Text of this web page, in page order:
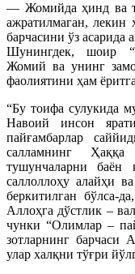
— Жомийда ҳинд ва
ажратилмаган, лекин
барчасини ўз асарида
Шунингдек, шоир
Жомий ва унинг
фаолиятини ҳам
“Бу тоифа сулукида
Навоий инсон
пайғамбарлар
салламнинг
тушунчаларни баён
саллоллоҳу алайҳи
беркитилган бўлса-
Аллоҳга дўстлик –
чунки “Олимлар –
зотларнинг барчаси
улар халқни тўғри